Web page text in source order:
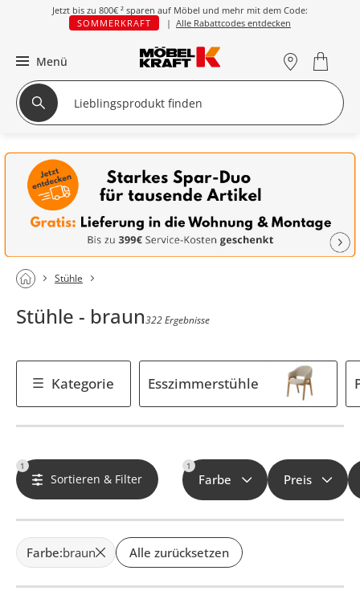
Jetzt bis zu 800€ ² sparen auf Möbel und mehr mit dem Code:
SOMMERKRAFT
| Alle Rabattcodes entdecken
Menü
Stühle
Stühle - braun322 Ergebnisse
Kategorie Esszimmerstühle
1
Sortieren & Filter
1
Farbe Preis
Farbe:braun Alle zurücksetzen